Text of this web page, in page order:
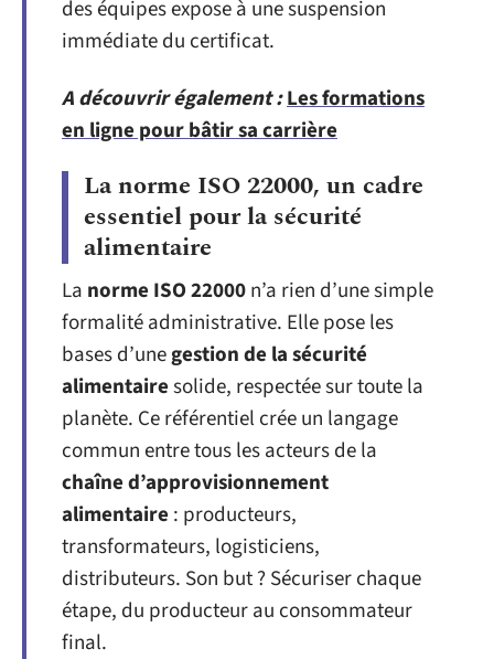
des équipes expose à une suspension
immédiate du certificat.
A découvrir également :Les formations
en ligne pour bâtir sa carrière
La norme ISO 22000, un cadre
essentiel pour la sécurité
alimentaire
La norme ISO 22000n’a rien d’une simple
formalité administrative. Elle pose les
bases d’unegestion de la sécurité
alimentairesolide, respectée sur toute la
planète. Ce référentiel crée un langage
commun entre tous les acteurs de la
chaîne d’approvisionnement
alimentaire : producteurs,
transformateurs, logisticiens,
distributeurs. Son but ? Sécuriser chaque
étape, du producteur au consommateur
final.